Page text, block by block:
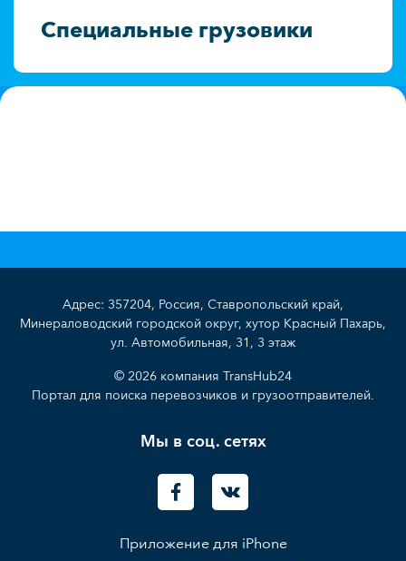
Специальные грузовики
Адрес: 357204, Россия, Ставропольский край,
Минераловодский городской округ, хутор Красный Пахарь,
ул. Автомобильная, 31, 3 этаж
© 2026 компания TransHub24
Портал для поиска перевозчиков и грузоотправителей.
Мы в соц. сетях
Приложение для iPhone